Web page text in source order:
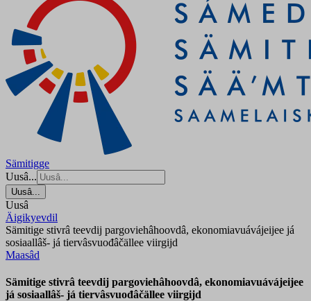
Sämitigge
Uusâ...
Uusâ...
Uusâ
Äigikyevdil
Sämitige stivrâ teevdij pargoviehâhoovdâ, ekonomiavuávájeijee já
sosiaallâš- já tiervâsvuođâčällee viirgijd
Maasâd
Sämitige stivrâ teevdij pargoviehâhoovdâ, ekonomiavuávájeijee
já sosiaallâš- já tiervâsvuođâčällee viirgijd